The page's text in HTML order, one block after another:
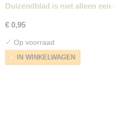
Duizendblad is niet alleen
€ 0,95
✓ Op voorraad
IN WINKELWAGEN